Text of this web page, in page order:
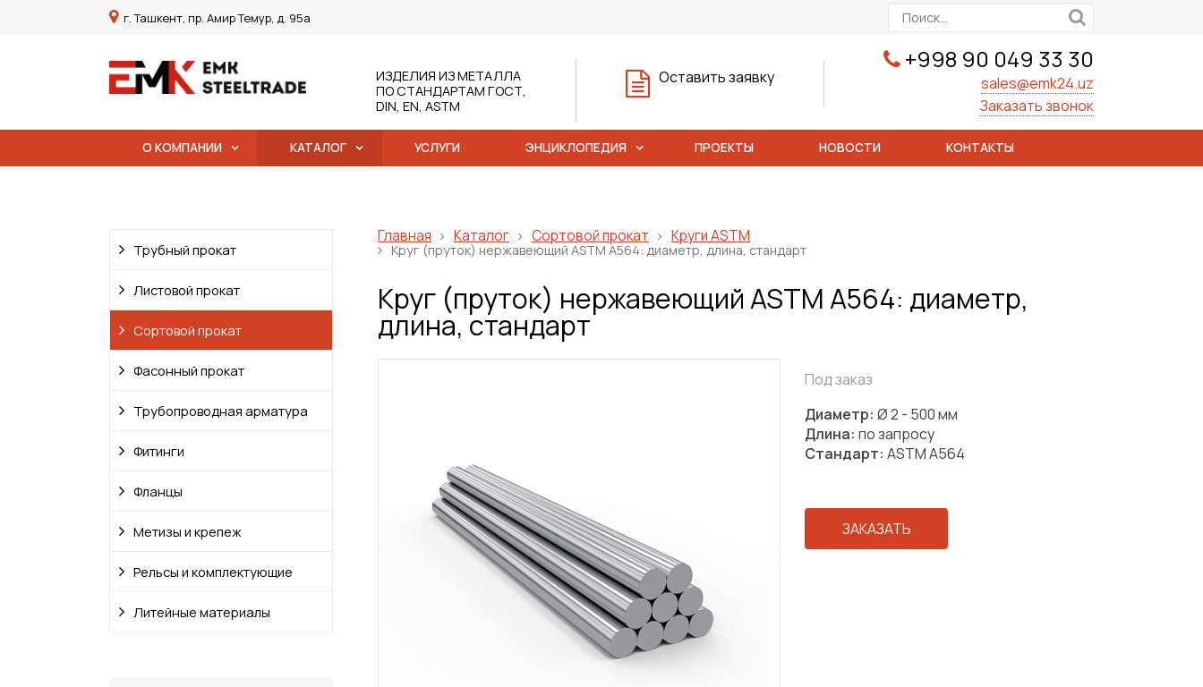
г. Ташкент, пр. Амир Темур, д. 95а
+998 90 049 33 30
sales@emk24.uz
Заказать звонок
Оставить заявку
ИЗДЕЛИЯ ИЗ МЕТАЛЛА
ПО СТАНДАРТАМ ГОСТ,
DIN, EN, ASTM
О КОМПАНИИ КАТАЛОГ УСЛУГИ ЭНЦИКЛОПЕДИЯ ПРОЕКТЫ НОВОСТИ КОНТАКТЫ
Трубный прокат
Листовой прокат
Сортовой прокат
Фасонный прокат
Трубопроводная арматура
Фитинги
Фланцы
Метизы и крепеж
Рельсы и комплектующие
Литейные материалы
Главная Каталог Сортовой прокат Круги ASTM
Круг (пруток) нержавеющий ASTM A564: диаметр, длина, стандарт
Круг (пруток) нержавеющий ASTM A564: диаметр,
длина, стандарт
Под заказ
Диаметр: Ø 2 - 500 мм
Длина: по запросу
Стандарт: ASTM A564
ЗАКАЗАТЬ